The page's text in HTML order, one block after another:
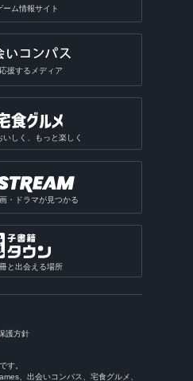
ーム情報サイト
援するメディア
しく、もっと楽しく
・ドラマが見つかる
と出会える場所
護方針
す。
、出会いコンパス、宅食グルメ、